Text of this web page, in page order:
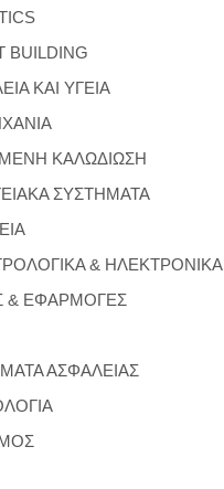
BUILDING
ΚΑΙ ΥΓΕΙΑ
ΚΑΛΩΔΙΩΣΗ
ΣΥΣΤΗΜΑΤΑ
& ΗΛΕΚΤΡΟΝΙΚΑ
& ΕΦΑΡΜΟΓΕΣ
ΑΣΦΑΛΕΙΑΣ